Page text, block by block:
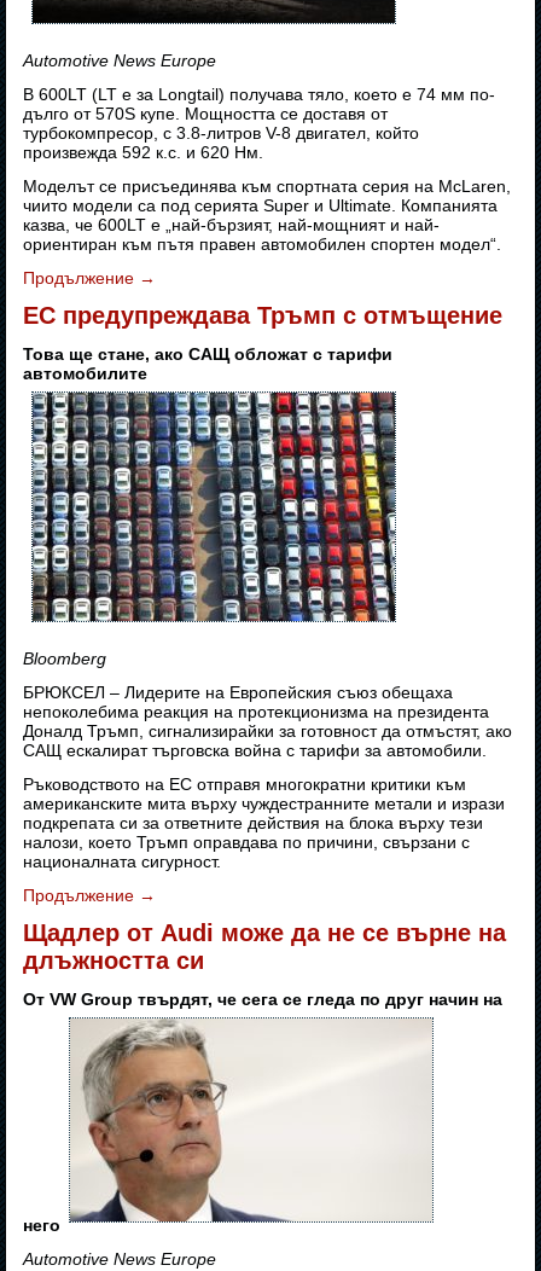
Automotive News Europe
В 600LT (LT е за Longtail) получава тяло, което е 74 мм по-
дълго от 570S купе. Мощността се доставя от
турбокомпресор, с 3.8-литров V-8 двигател, който
произвежда 592 к.с. и 620 Нм.
Моделът се присъединява към спортната серия на McLaren,
чиито модели са под серията Super и Ultimate. Компанията
казва, че 600LT е „най-бързият, най-мощният и най-
ориентиран към пътя правен автомобилен спортен модел“.
Продължение →
ЕС предупреждава Тръмп с отмъщение
Това ще стане, ако САЩ обложат с тарифи
автомобилите
Bloomberg
БРЮКСЕЛ – Лидерите на Европейския съюз обещаха
непоколебима реакция на протекционизма на президента
Доналд Тръмп, сигнализирайки за готовност да отмъстят, ако
САЩ ескалират търговска война с тарифи за автомобили.
Ръководството на ЕС отправя многократни критики към
американските мита върху чуждестранните метали и изрази
подкрепата си за ответните действия на блока върху тези
налози, което Тръмп оправдава по причини, свързани с
националната сигурност.
Продължение →
Щадлер от Audi може да не се върне на
длъжността си
От VW Group твърдят, че сега се гледа по друг начин на
него
Automotive News Europe